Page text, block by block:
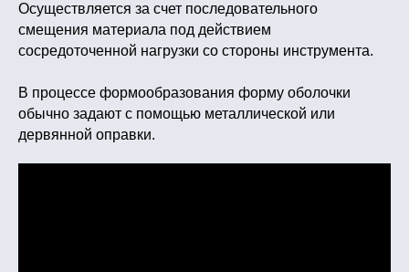
Осуществляется за счет последовательного
смещения материала под действием
сосредоточенной нагрузки со стороны инструмента.
В процессе формообразования форму оболочки
обычно задают с помощью металлической или
дервянной оправки.